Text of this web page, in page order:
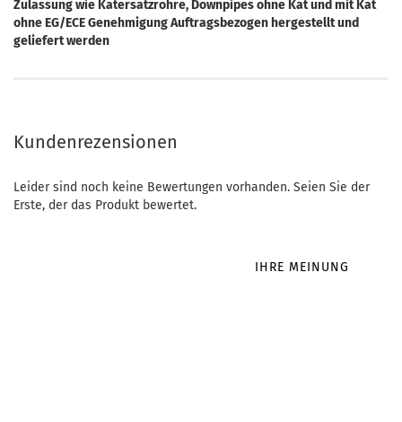
Zulassung wie Katersatzrohre, Downpipes ohne Kat und mit Kat
ohne EG/ECE Genehmigung Auftragsbezogen hergestellt und
geliefert werden
Kundenrezensionen
Leider sind noch keine Bewertungen vorhanden. Seien Sie der
Erste, der das Produkt bewertet.
IHRE MEINUNG